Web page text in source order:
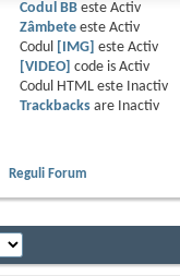
Codul BBeste Activ
Zâmbeteeste Activ
Codul
[IMG] este Activ
[VIDEO]
code is Activ
Codul HTML este
Inactiv
Trackbacksare
Inactiv
Reguli Forum